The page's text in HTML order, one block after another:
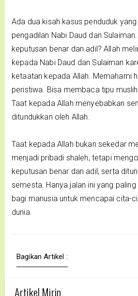
Ada dua kisah kasus penduduk
pengadilan Nabi Daud dan
keputusan benar dan adil? Allah
kepada Nabi Daud dan Sulaiman
ketaatan kepada Allah. Memahami
peristiwa. Bisa membaca tipu
Taat kepada Allah menyebabkan
ditundukkan oleh Allah.
Taat kepada Allah bukan sekedar
menjadi pribadi shaleh, tetapi
keputusan benar dan adil, serta
semesta. Hanya jalan ini yang
bagi manusia untuk mencapai cita-
dunia.
Bagikan Artikel :
Artikel Mirip